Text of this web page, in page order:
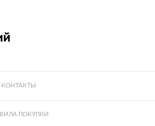
КОНТАКТЫ
ПОКУПКИ